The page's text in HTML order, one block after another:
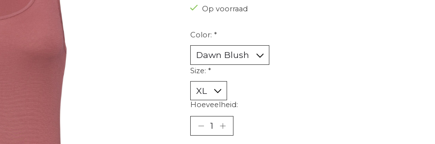
Op voorraad
Color: *
Size: *
Hoeveelheid: